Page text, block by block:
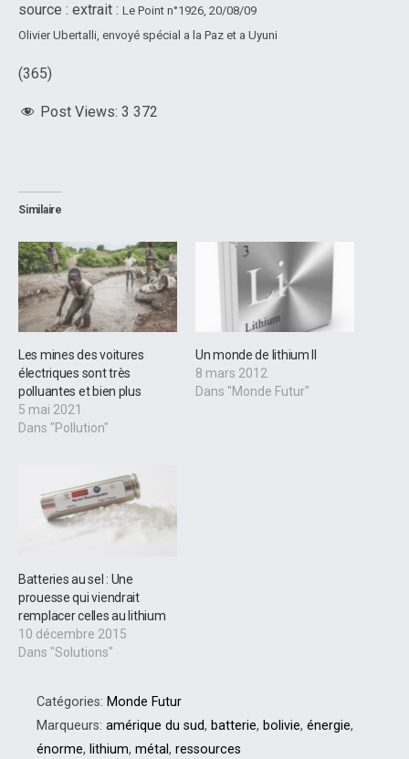
source : extrait : Le Point n°1926, 20/08/09
Olivier Ubertalli, envoyé spécial a la Paz et a Uyuni
(365)
Post Views: 3 372
Similaire
Les mines des voitures
électriques sont très
polluantes et bien plus
5 mai 2021
Dans "Pollution"
Un monde de lithium II
8 mars 2012
Dans "Monde Futur"
Batteries au sel : Une
prouesse qui viendrait
remplacer celles au lithium
10 décembre 2015
Dans "Solutions"
Catégories: Monde Futur
Marqueurs: amérique du sud, batterie, bolivie, énergie,
énorme, lithium, métal, ressources